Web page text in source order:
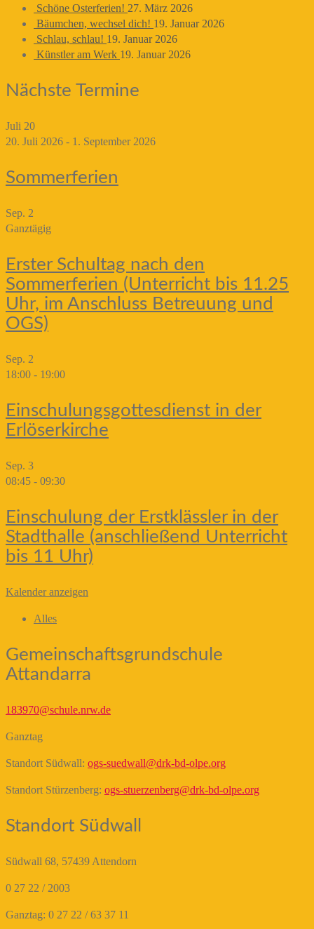
Schöne Osterferien! 27. März 2026
Bäumchen, wechsel dich! 19. Januar 2026
Schlau, schlau! 19. Januar 2026
Künstler am Werk 19. Januar 2026
Nächste Termine
Juli 20
20. Juli 2026 - 1. September 2026
Sommerferien
Sep. 2
Ganztägig
Erster Schultag nach den
Sommerferien (Unterricht bis 11.25
Uhr, im Anschluss Betreuung und
OGS)
Sep. 2
18:00 - 19:00
Einschulungsgottesdienst in der
Erlöserkirche
Sep. 3
08:45 - 09:30
Einschulung der Erstklässler in der
Stadthalle (anschließend Unterricht
bis 11 Uhr)
Kalender anzeigen
Alles
Gemeinschaftsgrundschule
Attandarra
183970@schule.nrw.de
Ganztag
Standort Südwall: ogs-suedwall@drk-bd-olpe.org
Standort Stürzenberg: ogs-stuerzenberg@drk-bd-olpe.org
Standort Südwall
Südwall 68, 57439 Attendorn
0 27 22 / 2003
Ganztag: 0 27 22 / 63 37 11